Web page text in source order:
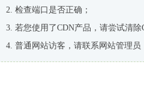
检查端口是否正确；
若您使用了CDN产品，请尝试清除
普通网站访客，请联系网站管理员